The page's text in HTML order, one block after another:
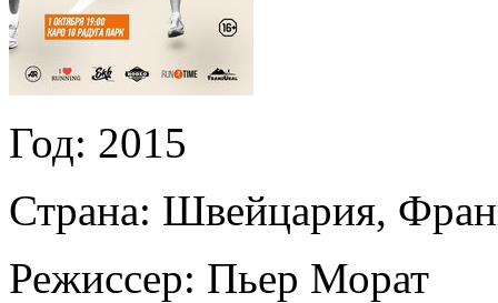
Год: 2015
Страна: Швейцария,
Режиссер: Пьер Морат